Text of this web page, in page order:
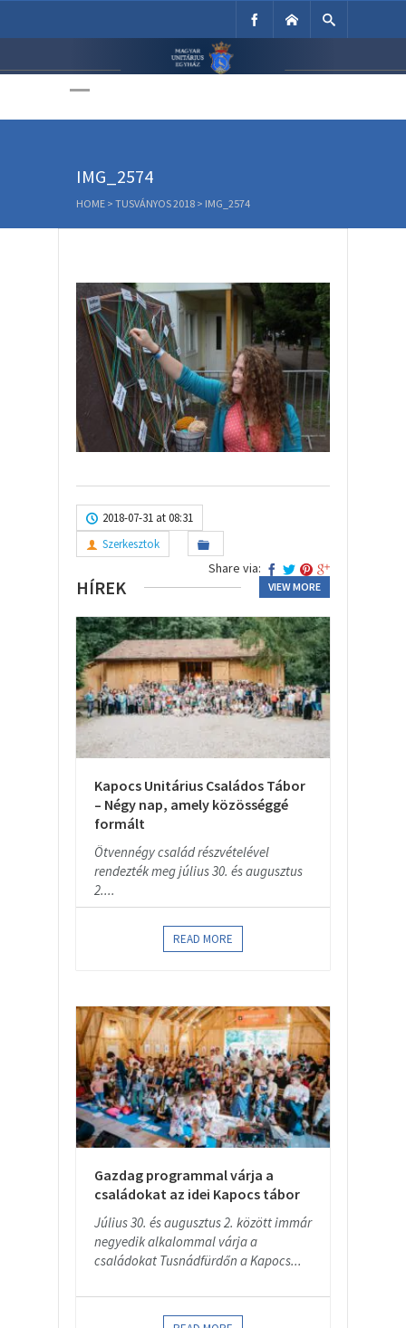
Unitárius Egyház
IMG_2574
HOME > TUSVÁNYOS 2018 > IMG_2574
2018-07-31 at 08:31
Szerkesztok
Share via:
HÍREK VIEW MORE
Kapocs Unitárius Családos Tábor
– Négy nap, amely közösséggé
formált
Ötvennégy család részvételével
rendezték meg július 30. és augusztus
2....
READ MORE
Gazdag programmal várja a
családokat az idei Kapocs tábor
Július 30. és augusztus 2. között immár
negyedik alkalommal várja a
családokat Tusnádfürdőn a Kapocs...